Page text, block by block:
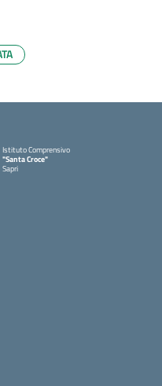
Istituto Comprensivo
"Santa Croce"
Sapri
— Visita la pagina iniziale della scuola